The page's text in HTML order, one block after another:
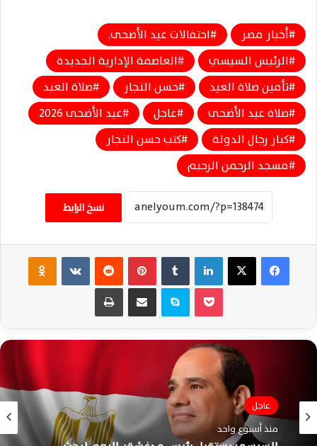
أخبار مصر
احتفالات عيد الأضحى.
الرئيس السيسي
العاصمة الإدارية الجديدة
تأمين صلاة العيد
حسن النجار
صلاة العيد
صلاة عيد الأضحى
عاجل
عيد الأضحى 2026
كبار رجال الدولة
كتب حسن النجار
مسجد الرحمن الرحيم
نسخ الرابط
فيسبوك ‫X لينكدإن بينتيريست ‏VKontakte
سكايب مشاركة عبر البريد طباعة
عاجل
منذ أسبوع واحد
عاجل